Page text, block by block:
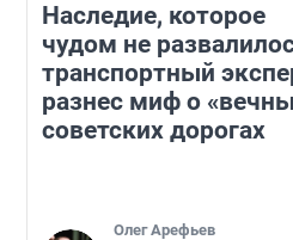
Наследие, которое
чудом не
транспортный
разнес миф о
советских дорогах
Олег Арефьев